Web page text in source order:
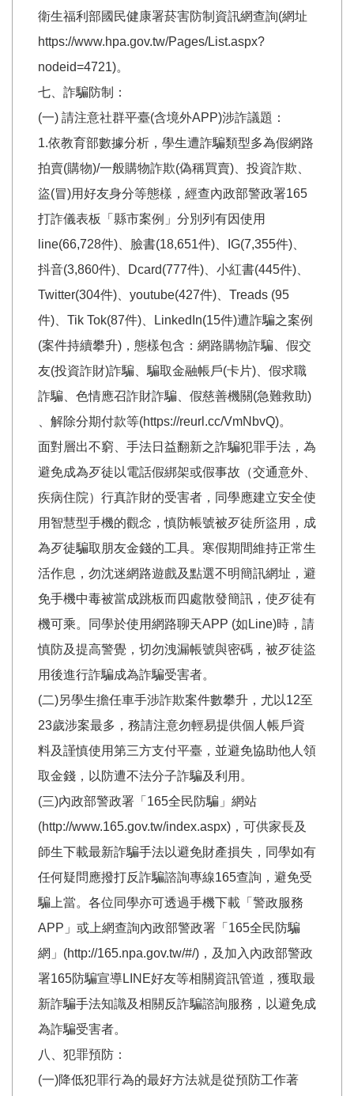
衛生福利部國民健康署菸害防制資訊網查詢(網址
https://www.hpa.gov.tw/Pages/List.aspx?
nodeid=4721)。
七、詐騙防制：
(一) 請注意社群平臺(含境外APP)涉詐議題：
1.依教育部數據分析，學生遭詐騙類型多為假網路
拍賣(購物)/一般購物詐欺(偽稱買賣)、投資詐欺、
盜(冒)用好友身分等態樣，經查內政部警政署165
打詐儀表板「縣市案例」分別列有因使用
line(66,728件)、臉書(18,651件)、IG(7,355件)、
抖音(3,860件)、Dcard(777件)、小紅書(445件)、
Twitter(304件)、youtube(427件)、Treads (95
件)、Tik Tok(87件)、LinkedIn(15件)遭詐騙之案例
(案件持續攀升)，態樣包含：網路購物詐騙、假交
友(投資詐財)詐騙、騙取金融帳戶(卡片)、假求職
詐騙、色情應召詐財詐騙、假慈善機關(急難救助)
、解除分期付款等(https://reurl.cc/VmNbvQ)。
面對層出不窮、手法日益翻新之詐騙犯罪手法，為
避免成為歹徒以電話假綁架或假事故（交通意外、
疾病住院）行真詐財的受害者，同學應建立安全使
用智慧型手機的觀念，慎防帳號被歹徒所盜用，成
為歹徒騙取朋友金錢的工具。寒假期間維持正常生
活作息，勿沈迷網路遊戲及點選不明簡訊網址，避
免手機中毒被當成跳板而四處散發簡訊，使歹徒有
機可乘。同學於使用網路聊天APP (如Line)時，請
慎防及提高警覺，切勿洩漏帳號與密碼，被歹徒盜
用後進行詐騙成為詐騙受害者。
(二)另學生擔任車手涉詐欺案件數攀升，尤以12至
23歲涉案最多，務請注意勿輕易提供個人帳戶資
料及謹慎使用第三方支付平臺，並避免協助他人領
取金錢，以防遭不法分子詐騙及利用。
(三)內政部警政署「165全民防騙」網站
(http://www.165.gov.tw/index.aspx)，可供家長及
師生下載最新詐騙手法以避免財產損失，同學如有
任何疑問應撥打反詐騙諮詢專線165查詢，避免受
騙上當。各位同學亦可透過手機下載「警政服務
APP」或上網查詢內政部警政署「165全民防騙
網」(http://165.npa.gov.tw/#/)，及加入內政部警政
署165防騙宣導LINE好友等相關資訊管道，獲取最
新詐騙手法知識及相關反詐騙諮詢服務，以避免成
為詐騙受害者。
八、犯罪預防：
(一)降低犯罪行為的最好方法就是從預防工作著